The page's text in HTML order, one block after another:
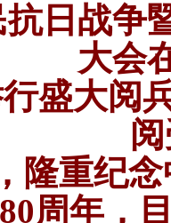
日战争
大会
盛大阅
隆重纪
周年，